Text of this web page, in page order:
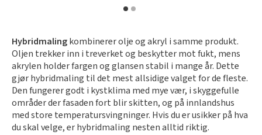
Hybridmalingkombinerer olje og akryl i samme produkt.
Oljen trekker inn i treverket og beskytter mot fukt, mens
akrylen holder fargen og glansen stabil i mange år. Dette
gjør hybridmaling til det mest allsidige valget for de fleste.
Den fungerer godt i kystklima med mye vær, i skyggefulle
områder der fasaden fort blir skitten, og på innlandshus
med store temperatursvingninger. Hvis du er usikker på hva
du skal velge, er hybridmaling nesten alltid riktig.